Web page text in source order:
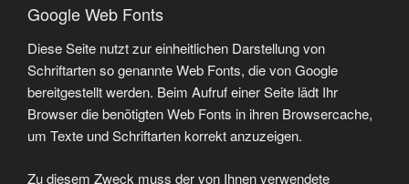
Google Web Fonts
Diese Seite nutzt zur einheitlichen Darstellung von
Schriftarten so genannte Web Fonts, die von Google
bereitgestellt werden. Beim Aufruf einer Seite lädt Ihr
Browser die benötigten Web Fonts in ihren Browsercache,
um Texte und Schriftarten korrekt anzuzeigen.
Zu diesem Zweck muss der von Ihnen verwendete